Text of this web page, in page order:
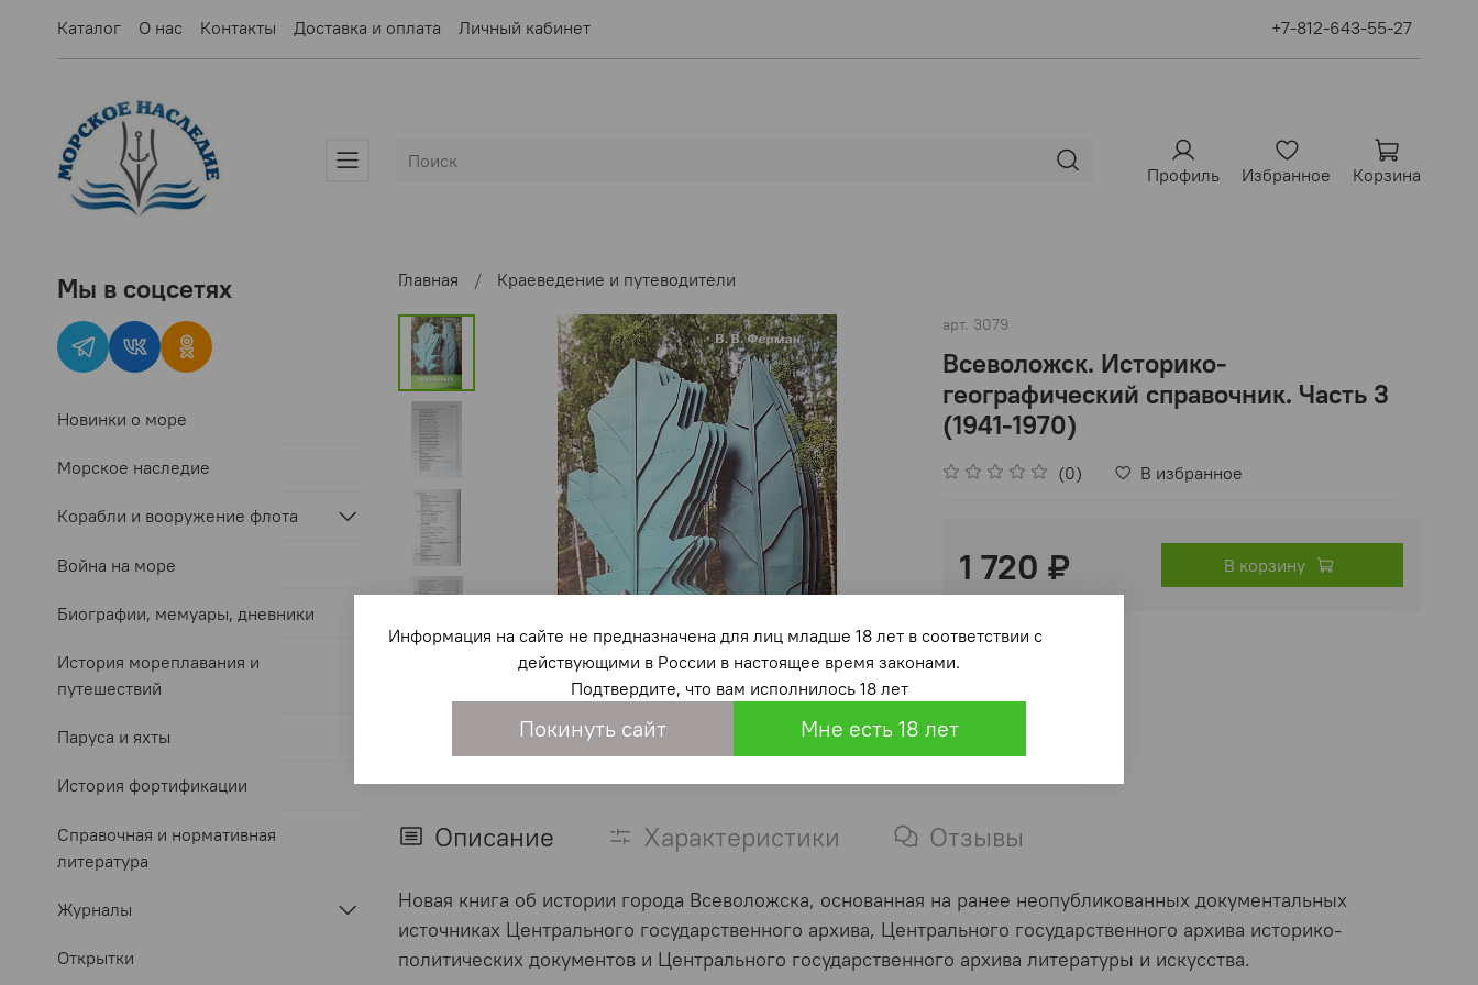
Каталог О нас Контакты Доставка и оплата Личный кабинет +7-812-643-55-27
Профиль Избранное Корзина
Главная Краеведение и путеводители
арт. 3079
Всеволожск. Историко-
географический справочник. Часть 3
(1941-1970)
(0) В избранное
1 720 ₽ В корзину
Описание Характеристики Отзывы
Новая книга об истории города Всеволожска, основанная на ранее неопубликованных документальных
источниках Центрального государственного архива, Центрального государственного архива историко-
политических документов и Центрального государственного архива литературы и искусства.
Мы в соцсетях
Новинки о море
Морское наследие
Корабли и вооружение флота
Война на море
Биографии, мемуары, дневники
История мореплавания и
путешествий
Паруса и яхты
История фортификации
Справочная и нормативная
литература
Журналы
Открытки
Информация на сайте не предназначена для лиц младше 18 лет в соответствии с
действующими в России в настоящее время законами.
Подтвердите, что вам исполнилось 18 лет
Покинуть сайт Мне есть 18 лет